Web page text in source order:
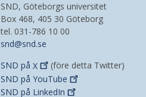
SND, Göteborgs universitet
Box 468, 405 30 Göteborg
tel. 031-786 10 00
snd@snd.se
SND på X
(före detta Twitter)
SND på YouTube
SND på LinkedIn